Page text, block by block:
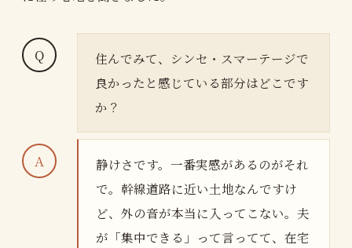
住んでみて、シンセ・スマーテージで
良かったと感じている部分はどこです
か？
静けさです。一番実感があるのがそれ
で。幹線道路に近い土地なんですけ
ど、外の音が本当に入ってこない。夫
が「集中できる」って言ってて、在宅